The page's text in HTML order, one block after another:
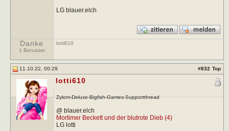
LG blauer.elch
Danke
1 Benutzer
lotti610
11.10.22, 00:29 #832 Top
lotti610
Zylom-Deluxe-Bigfish-Games-Supportthread
@ blauer.elch
Mortimer Beckett und der blutrote Dieb (4)
LG lotti